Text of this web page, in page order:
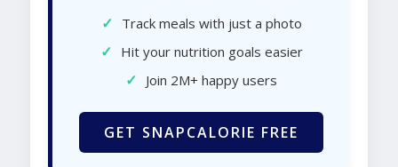
✓ Track meals with just a photo
✓ Hit your nutrition goals easier
✓ Join 2M+ happy users
GET SNAPCALORIE FREE